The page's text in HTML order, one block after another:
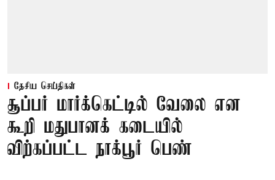
தேசிய செய்திகள்
சூப்பர் மார்க்கெட்டில் வேலை என
கூறி மதுபானக் கடையில்
விற்கப்பட்ட நாக்பூர் பெண்